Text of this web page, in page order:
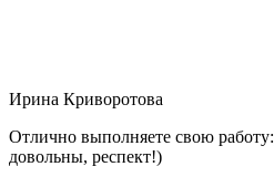
Ирина Криворотова
Отлично выполняете свою
довольны, респект!)